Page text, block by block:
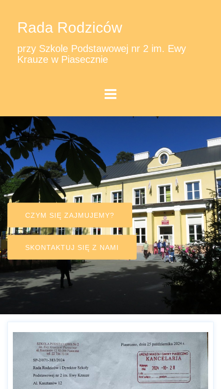
Rada Rodziców
przy Szkole Podstawowej nr 2 im. Ewy
Krauze w Piasecznie
CZYM SIĘ ZAJMUJEMY?
SKONTAKTUJ SIĘ Z NAMI